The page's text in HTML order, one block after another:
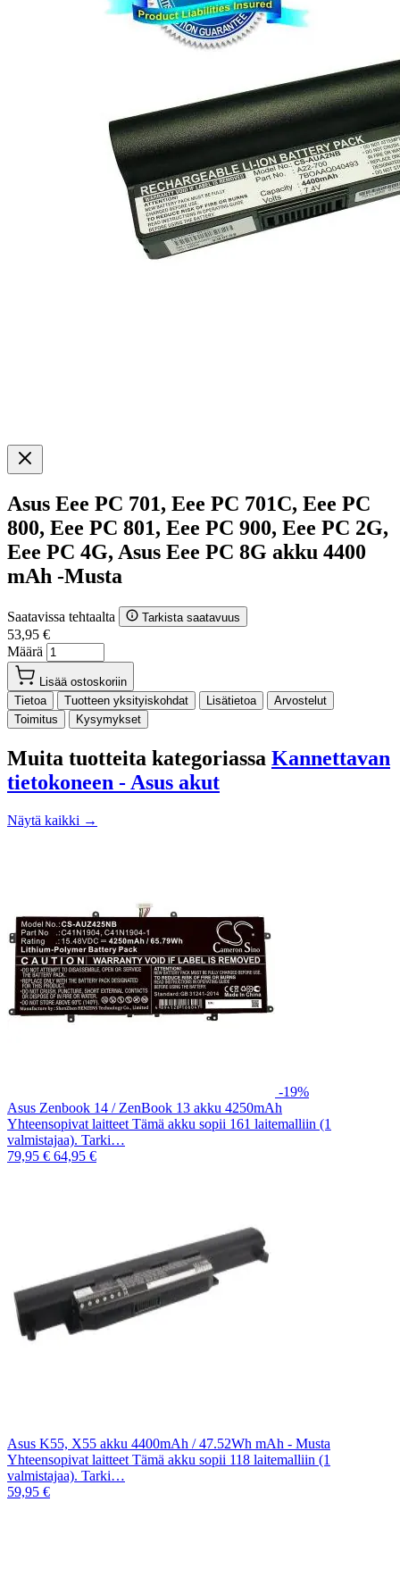
Asus Eee PC 701, Eee PC 701C, Eee PC
800, Eee PC 801, Eee PC 900, Eee PC 2G,
Eee PC 4G, Asus Eee PC 8G akku 4400
mAh -Musta
Saatavissa tehtaalta Tarkista saatavuus
53,95 €
Määrä
Lisää ostoskoriin
Tietoa
Tuotteen yksityiskohdat Lisätietoa
Arvostelut
Toimitus
Kysymykset
Muita tuotteita kategoriassa Kannettavan
tietokoneen - Asus akut
Näytä kaikki →
-19%
Asus Zenbook 14 / ZenBook 13 akku 4250mAh
Yhteensopivat laitteet Tämä akku sopii 161 laitemalliin (1
valmistajaa). Tarki…
79,95 € 64,95 €
Asus K55, X55 akku 4400mAh / 47.52Wh mAh - Musta
Yhteensopivat laitteet Tämä akku sopii 118 laitemalliin (1
valmistajaa). Tarki…
59,95 €